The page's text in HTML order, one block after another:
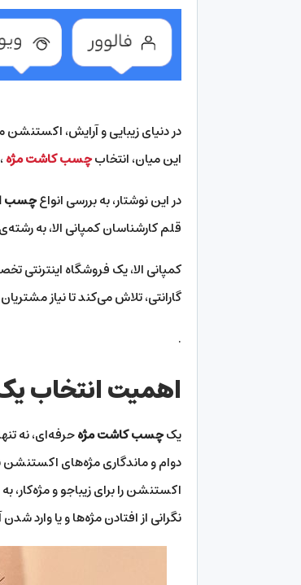
در دنیای زیبایی و آرایش،
این میان، انتخابچسب کاشت مژه
در این نوشتار، به بررسی انواعچسب
قلم کارشناسان کمپانی الا، به
کمپانی الا، یک فروشگاه اینترنتی
گارانتی، تلاش می‌کند تا نیاز
.
اهمیت انتخاب
یکچسب کاشت مژهحرفه‌ای، نه
دوام و ماندگاری مژه‌های
اکستنشن را برای زیباجو و
نگرانی از افتادن مژه‌ها و یا وارد